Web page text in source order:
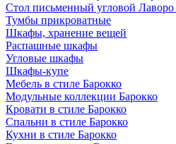
Стол письменный угловой
Тумбы прикроватные
Шкафы, хранение вещей
Распашные шкафы
Угловые шкафы
Шкафы-купе
Мебель в стиле Барокко
Модульные коллекции Барокко
Кровати в стиле Барокко
Спальни в стиле Барокко
Кухни в стиле Барокко